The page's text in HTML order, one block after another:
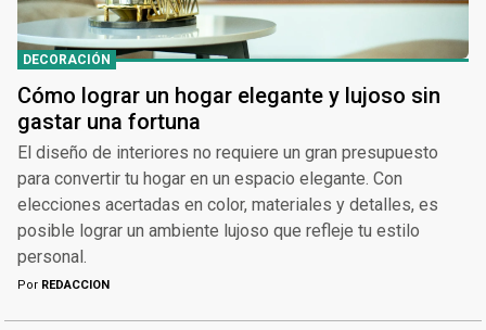
DECORACIÓN
Cómo lograr un hogar elegante y lujoso sin
gastar una fortuna
El diseño de interiores no requiere un gran presupuesto
para convertir tu hogar en un espacio elegante. Con
elecciones acertadas en color, materiales y detalles, es
posible lograr un ambiente lujoso que refleje tu estilo
personal.
Por REDACCION